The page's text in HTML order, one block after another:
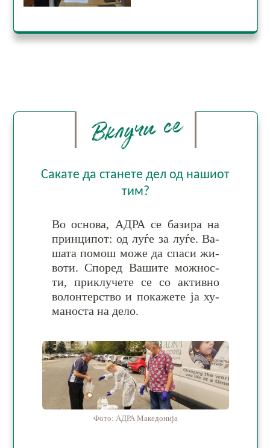
Вклучи се
Сакате да станете дел од нашиот
тим?
Во основа, АДРА се ба­зи­ра на
прин­ци­пот:од луѓе за луѓе. Ва­
шата по­мош мо­же да спа­си жи­
воти. Спо­ред Ва­ши­те мож­нос­
ти, при­клу­че­те се со ак­тив­но
во­лон­тер­ство и по­ка­же­те ја ху­
ма­но­ста на дело.
Фото: АДРА Македонија